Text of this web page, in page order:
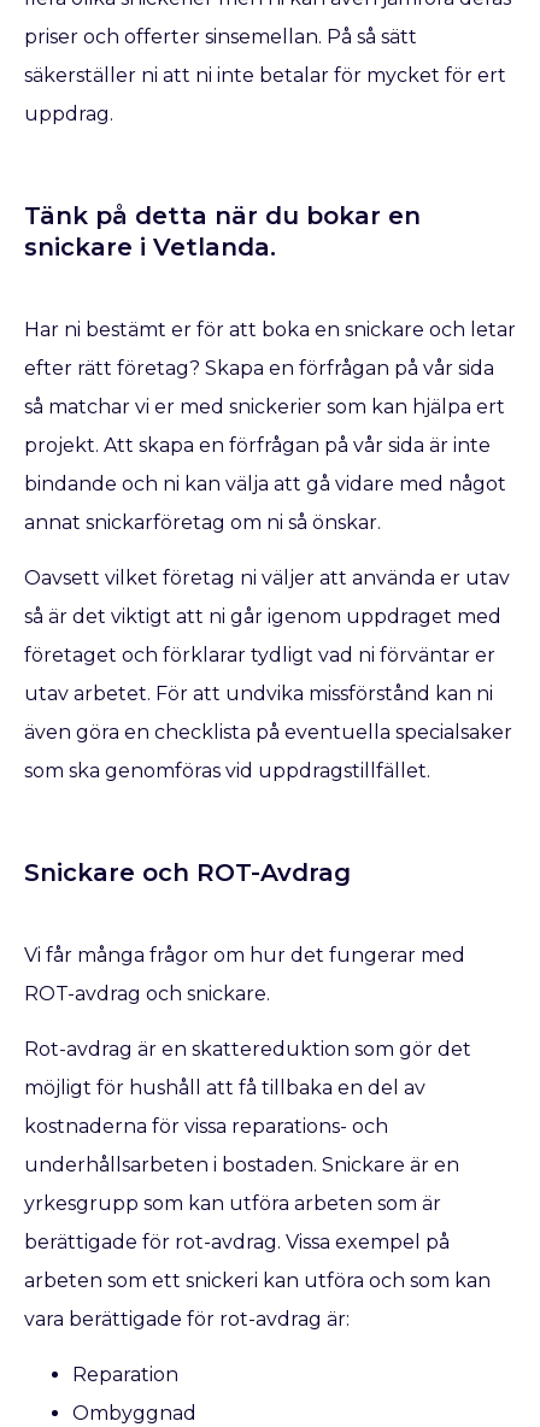
priser och offerter sinsemellan. På så sätt
säkerställer ni att ni inte betalar för mycket för ert
uppdrag.
Tänk på detta när du bokar en
snickare​ i Vetlanda.
Har ni bestämt er för att boka en snickare och letar
efter rätt företag? Skapa en förfrågan på vår sida
så matchar vi er med snickerier som kan hjälpa ert
projekt. Att skapa en förfrågan på vår sida är inte
bindande och ni kan välja att gå vidare med något
annat snickarföretag om ni så önskar.
Oavsett vilket företag ni väljer att använda er utav
så är det viktigt att ni går igenom uppdraget med
företaget och förklarar tydligt vad ni förväntar er
utav arbetet. För att undvika missförstånd kan ni
även göra en checklista på eventuella specialsaker
som ska genomföras vid uppdragstillfället.
Snickare och ROT-Avdrag
Vi får många frågor om hur det fungerar med
ROT-avdrag och snickare.
Rot-avdrag är en skattereduktion som gör det
möjligt för hushåll att få tillbaka en del av
kostnaderna för vissa reparations- och
underhållsarbeten i bostaden. Snickare är en
yrkesgrupp som kan utföra arbeten som är
berättigade för rot-avdrag. Vissa exempel på
arbeten som ett snickeri kan utföra och som kan
vara berättigade för rot-avdrag är:
Reparation
Ombyggnad